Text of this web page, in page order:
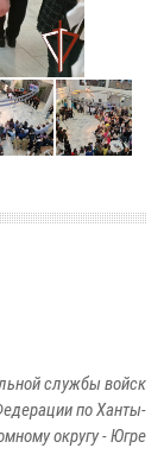
службы войск
по Ханты-
округу - Югре